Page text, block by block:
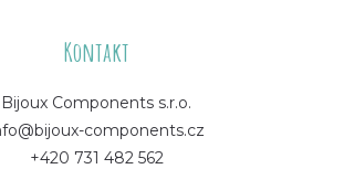
Kontakt
Bijoux Components s.r.o.
components.cz
+420 731 482 562